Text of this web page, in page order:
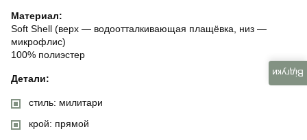
Материал:
Soft Shell (верх — водоотталкивающая плащёвка, низ —
микрофлис)
100% полиэстер
Детали:
стиль: милитари
крой: прямой
Відгуки